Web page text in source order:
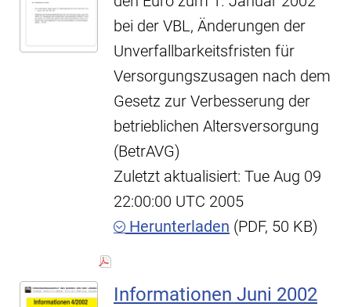
bei der VBL, Änderungen der
Unverfallbarkeitsfristen für
Versorgungszusagen nach dem
Gesetz zur Verbesserung der
betrieblichen Altersversorgung
(BetrAVG)
Zuletzt aktualisiert: Tue Aug 09
22:00:00 UTC 2005
Herunterladen (PDF, 50 KB)
Informationen Juni 2002